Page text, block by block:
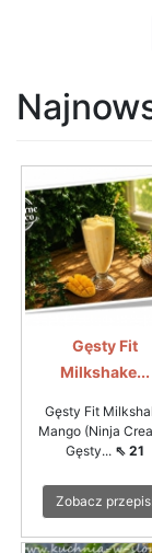
Gęsty Fit
Milkshake...
Gęsty Fit
Mango (Ninja
Gęsty... ⇖ 21
Zobacz